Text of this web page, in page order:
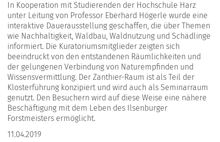
In Kooperation mit Studierenden der Hochschule Harz
unter Leitung von Professor Eberhard Högerle wurde eine
interaktive Dauerausstellung geschaffen, die über Themen
wie Nachhaltigkeit, Waldbau, Waldnutzung und Schädlinge
informiert. Die Kuratoriumsmitglieder zeigten sich
beeindruckt von den entstandenen Räumlichkeiten und
der gelungenen Verbindung von Naturempfinden und
Wissensvermittlung. Der Zanthier-Raum ist als Teil der
Klosterführung konzipiert und wird auch als Seminarraum
genutzt. Den Besuchern wird auf diese Weise eine nähere
Beschäftigung mit dem Leben des Ilsenburger
Forstmeisters ermöglicht.
11.04.2019